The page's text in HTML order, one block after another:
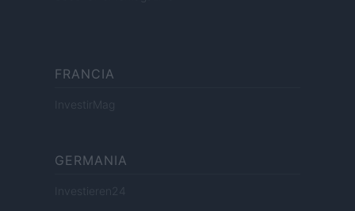
FRANCIA
InvestirMag
GERMANIA
Investieren24